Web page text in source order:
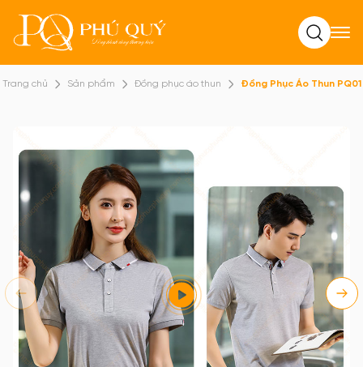
Tìm kiếm
Trang chủ Sản phẩm Đồng phục áo thun Đồng Phục Áo Thun PQ01